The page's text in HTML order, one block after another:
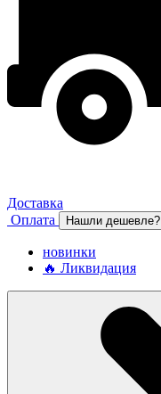
Доставка
Оплата
Нашли дешевле?
новинки
🔥 Ликвидация